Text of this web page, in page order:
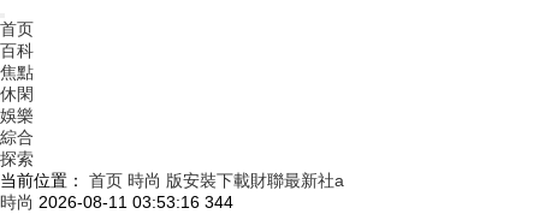
首页
百科
焦點
休閑
娛樂
綜合
探索
当前位置：
首页 時尚 版安裝下載財聯最新社a
時尚 2026-08-11 03:53:16 344